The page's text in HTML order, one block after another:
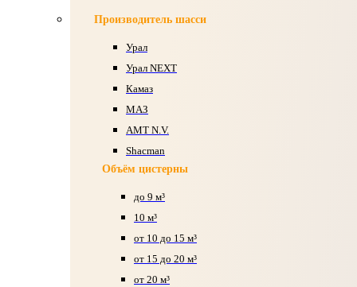
Производитель шасси
Урал
Урал NEXT
Камаз
МАЗ
AMT N.V.
Shacman
Объём цистерны
до 9 м³
10 м³
от 10 до 15 м³
от 15 до 20 м³
от 20 м³